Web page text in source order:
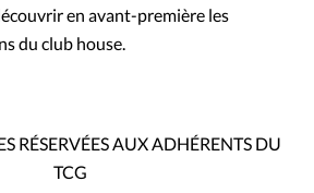
en avant-première les
du club house.
RÉSERVÉES AUX ADHÉRENTS DU
TCG